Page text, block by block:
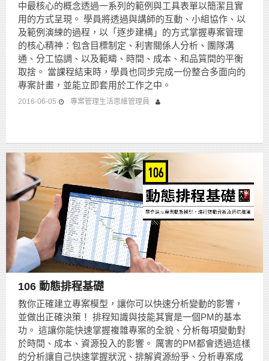
中最核心的概念透過一系列的範例與工具表單以簡潔且實
用的方式呈現。 學員將透過與講師的互動、小組協作、以
及範例演練的過程，以「逐步建構」的方式掌握專案管理
的核心精神：包含目標制定、利害關係人分析、團隊溝
通、分工協調、以及範疇、時間、成本、和品質間的平衡
取捨。 當課程結束時，學員也同步完成一份整合多面向的
專案計畫，並能立即套用於工作之中。
2016-06-05 專案管理生活思維管理員
106 動態排程基礎
教你正確建立專案模型，讓你可以快速分析變動的影響，
並做出正確決策！ 排程知識與技能其實是一個PM的基本
功。 這讓你能快速掌握複雜專案的全貌、分析每項變動對
於時間、成本、資源投入的影響。 厲害的PM都會透過這樣
的分析讓自己快速掌握狀況、排解資源紛爭、分析專案成